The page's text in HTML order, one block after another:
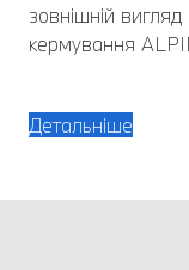
зовнішній
кермування
Детальніше